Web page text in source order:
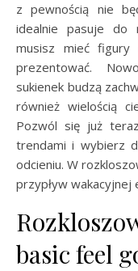
z pewnością nie
idealnie pasuje do
musisz mieć figury
prezentować.
sukienek budzą
również wielością
Pozwól się już
trendami i wybierz
odcieniu. W
przypływ wakacyjnej
basic feel